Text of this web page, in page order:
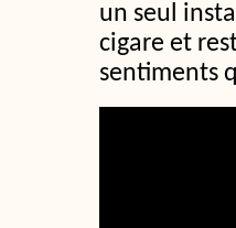
un seul
cigare et
sentiments